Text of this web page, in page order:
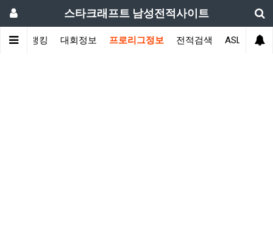
스타크래프트 남성전적사이트
전적랭킹 대회정보 프로리그정보 전적검색 ASL 일